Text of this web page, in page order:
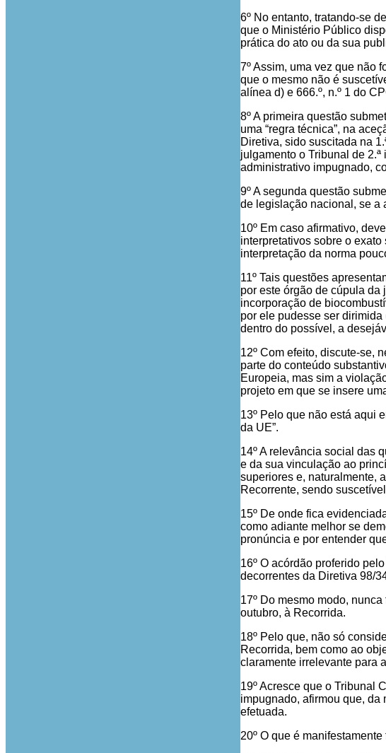
6º No entanto, tratando-se
que o Ministério Público
prática do ato ou da sua
7º Assim, uma vez que não
que o mesmo não é
alínea d) e 666.º, n.º 1 do
8º A primeira questão
uma “regra técnica”, na
Diretiva, sido suscitada na
julgamento o Tribunal de
administrativo impugnado,
9º A segunda questão
de legislação nacional, se a
10º Em caso afirmativo,
interpretativos sobre o
interpretação da norma
11º Tais questões
por este órgão de cúpula
incorporação de
por ele pudesse ser
dentro do possível, a
12º Com efeito, discute-se,
parte do conteúdo
Europeia, mas sim a
projeto em que se insere
13º Pelo que não está aqui
da UE”.
14º A relevância social das
e da sua vinculação ao
superiores e, naturalmente,
Recorrente, sendo
15º De onde fica
como adiante melhor se
pronúncia e por entender
16º O acórdão proferido
decorrentes da Diretiva 98/
17º Do mesmo modo,
outubro, à Recorrida.
18º Pelo que, não só
Recorrida, bem como ao
claramente irrelevante para
19º Acresce que o Tribunal
impugnado, afirmou que, da
efetuada.
20º O que é